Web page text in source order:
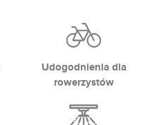
Udogodnienia dla
rowerzystów